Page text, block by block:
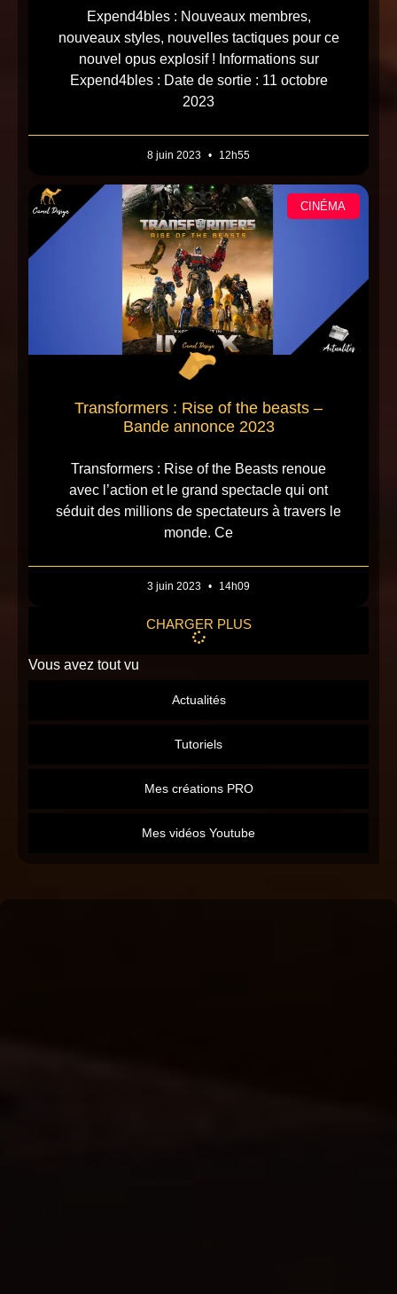
Actualités
Tutoriels
Mes créations PRO
Mes vidéos Youtube
Expend4bles : Nouveaux membres,
nouveaux styles, nouvelles tactiques pour ce
nouvel opus explosif ! Informations sur
Expend4bles : Date de sortie : 11 octobre
2023
8 juin 2023 12h55
CINÉMA
Transformers : Rise of the beasts –
Bande annonce 2023
Transformers : Rise of the Beasts renoue
avec l’action et le grand spectacle qui ont
séduit des millions de spectateurs à travers le
monde. Ce
3 juin 2023 14h09
CHARGER PLUS
Vous avez tout vu